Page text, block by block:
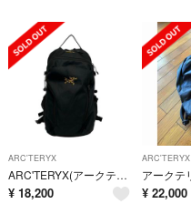
ARC'TERYX
ARC'TERYX(アークテリクス) リュックサック - 黒
¥ 18,200
ARC'TERYX
¥ 22,000